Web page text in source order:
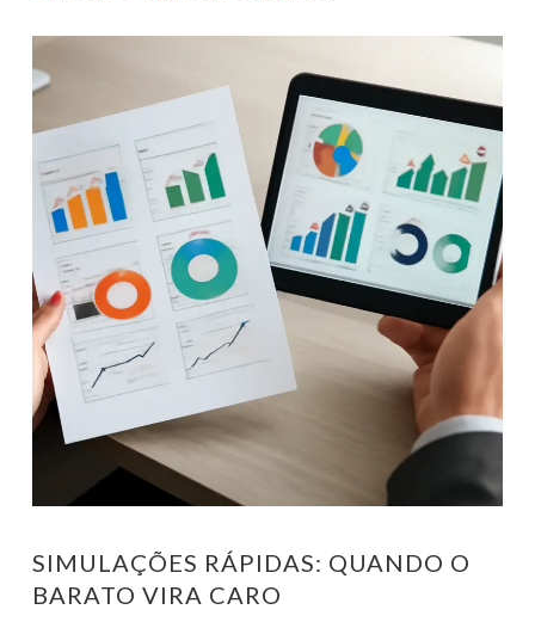
SIMULAÇÕES RÁPIDAS: QUANDO O
BARATO VIRA CARO